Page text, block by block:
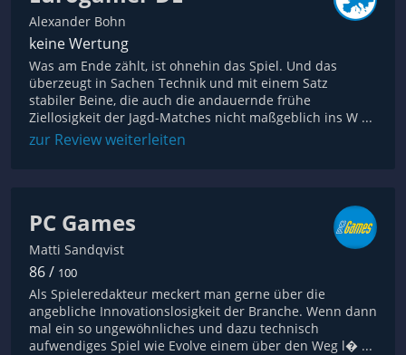
Alexander Bohn
keine Wertung
Was am Ende zählt, ist ohnehin das Spiel. Und das
überzeugt in Sachen Technik und mit einem Satz
stabiler Beine, die auch die andauernde frühe
Ziellosigkeit der Jagd-Matches nicht maßgeblich ins W ...
zur Review weiterleiten
PC Games
Matti Sandqvist
86 / 100
Als Spieleredakteur meckert man gerne über die
angebliche Innovationslosigkeit der Branche. Wenn dann
mal ein so ungewöhnliches und dazu technisch
aufwendiges Spiel wie Evolve einem über den Weg l� ...